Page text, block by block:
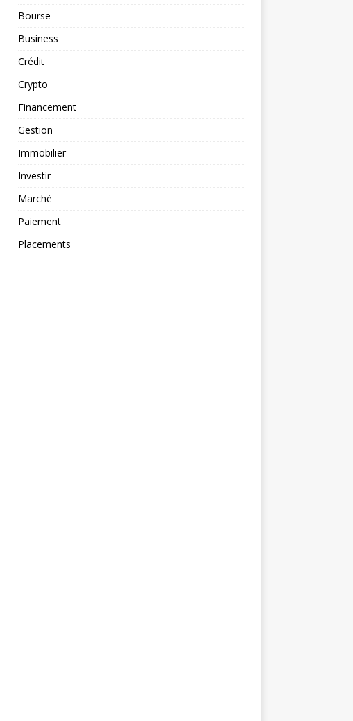
Bourse
Business
Crédit
Crypto
Financement
Gestion
Immobilier
Investir
Marché
Paiement
Placements